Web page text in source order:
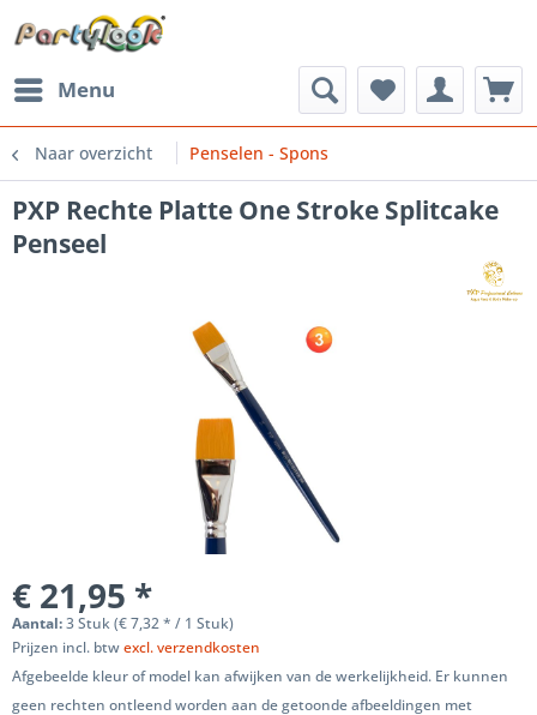
Menu
Naar overzicht Penselen - Spons
PXP Rechte Platte One Stroke Splitcake
Penseel
€ 21,95 *
Aantal:3 Stuk (€ 7,32 * / 1 Stuk)
Prijzen incl. btwexcl. verzendkosten
Afgebeelde kleur of model kan afwijken van de werkelijkheid. Er kunnen
geen rechten ontleend worden aan de getoonde afbeeldingen met